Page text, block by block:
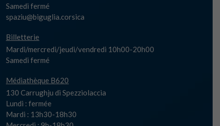
Samedi fermé
spaziu@biguglia.corsica
Billetterie
Mardi/mercredi/jeudi/vendredi 10h00-20h00
Samedi fermé
Médiathèque B620
130 Carrughju di Spezziolaccia
Lundi : fermée
Mardi : 13h30-18h30